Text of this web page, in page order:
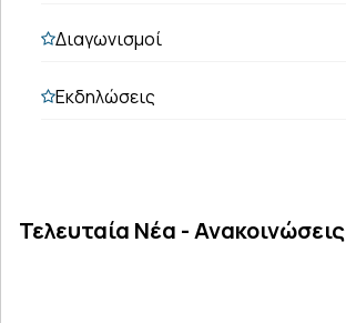
Διαγωνισμοί
Εκδηλώσεις
Τελευταία Νέα - Ανακοινώσεις